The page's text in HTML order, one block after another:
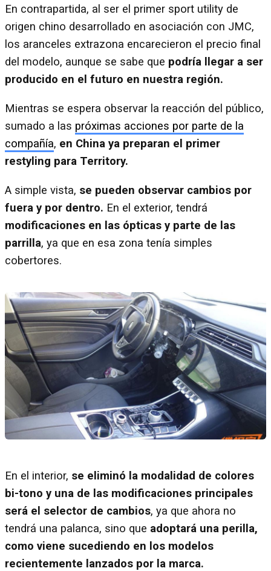
En contrapartida, al ser el primer sport utility de
origen chino desarrollado en asociación con JMC,
los aranceles extrazona encarecieron el precio final
del modelo, aunque se sabe que podría llegar a ser
producido en el futuro en nuestra región.
Mientras se espera observar la reacción del público,
sumado a las próximas acciones por parte de la
compañía, en China ya preparan el primer
restyling para Territory.
A simple vista, se pueden observar cambios por
fuera y por dentro. En el exterior, tendrá
modificaciones en las ópticas y parte de las
parrilla, ya que en esa zona tenía simples
cobertores.
En el interior, se eliminó la modalidad de colores
bi-tono y una de las modificaciones principales
será el selector de cambios, ya que ahora no
tendrá una palanca, sino que adoptará una perilla,
como viene sucediendo en los modelos
recientemente lanzados por la marca.